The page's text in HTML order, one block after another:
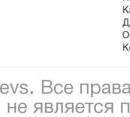
Все
не является